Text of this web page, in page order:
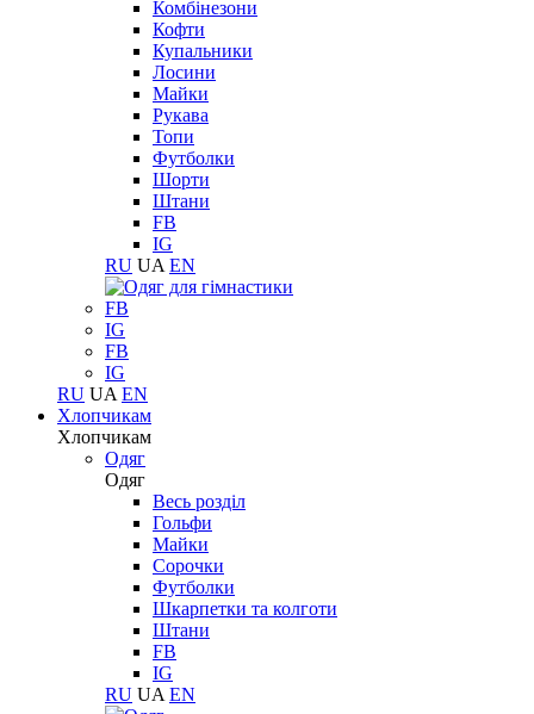
Комбінезони
Кофти
Купальники
Лосини
Майки
Рукава
Топи
Футболки
Шорти
Штани
FB
IG
RU UA EN
FB
IG
FB
IG
RU UA EN
Хлопчикам
Хлопчикам
Одяг
Одяг
Весь розділ
Гольфи
Майки
Сорочки
Футболки
Шкарпетки та колготи
Штани
FB
IG
RU UA EN